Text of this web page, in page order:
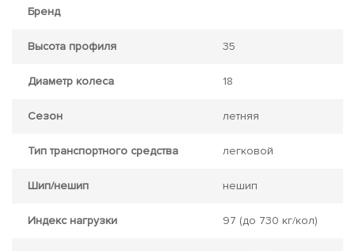
Бренд
Высота профиля 35
Диаметр колеса 18
Сезон летняя
Тип транспортного средства легковой
Шип/нешип нешип
Индекс нагрузки 97 (до 730 кг/кол)